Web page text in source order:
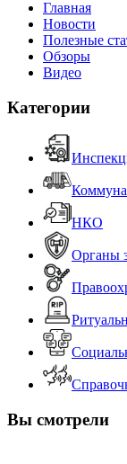
Главная
Новости
Полезные
Обзоры
Видео
Категории
НКО
Органы
Вы смотрели